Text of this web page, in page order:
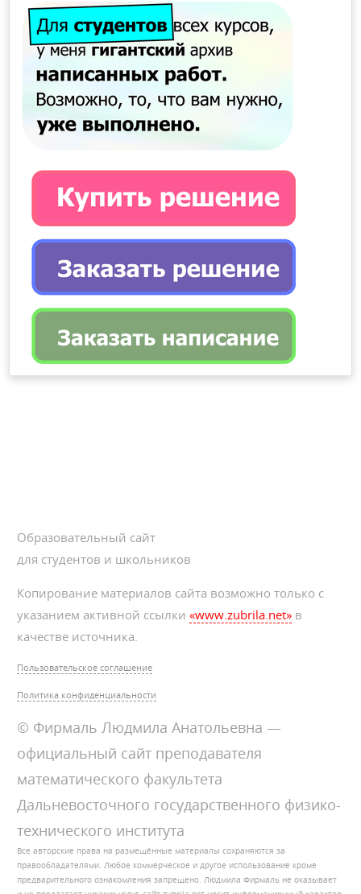
Образовательный сайт
для студентов и школьников
Копирование материалов сайта возможно только с
указанием активной ссылки«www.zubrila.net» в
качестве источника.
Пользовательское соглашение
Политика конфиденциальности
© Фирмаль Людмила Анатольевна —
официальный сайт преподавателя
математического факультета
Дальневосточного государственного физико-
технического института
Все авторские права на размещённые материалы сохраняются за
правообладателями. Любое коммерческое и другое использование кроме
предварительного ознакомления запрещено. Людмила Фирмаль не оказывает